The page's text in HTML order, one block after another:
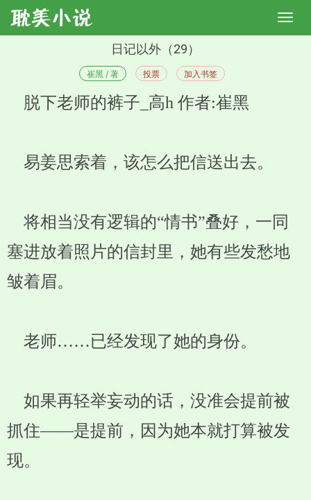
日记以外（29）
崔黑 / 著 投票 加入书签
脱下老师的裤子_高h 作者:崔黑
易姜思索着，该怎么把信送出去。
将相当没有逻辑的“情书”叠好，一同
塞进放着照片的信封里，她有些发愁地
皱着眉。
老师……已经发现了她的身份。
如果再轻举妄动的话，没准会提前被
抓住——是提前，因为她本就打算被发
现。